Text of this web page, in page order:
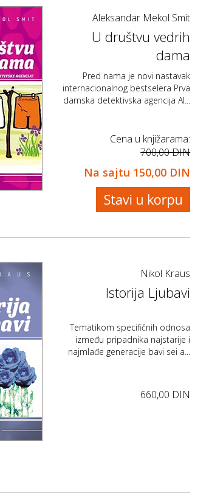
Aleksandar Mekol Smit
U društvu vedrih
dama
Pred nama je novi nastavak
internacionalnog bestselera Prva
damska detektivska agencija Al...
Cena u knjižarama:
700,00 DIN
Na sajtu 150,00 DIN
Nikol Kraus
Istorija Ljubavi
Tematikom specifičnih odnosa
između pripadnika najstarije i
najmlađe generacije bavi sei a...
660,00 DIN